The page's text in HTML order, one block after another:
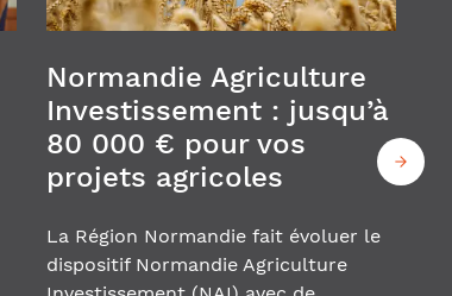
Normandie Agriculture
Investissement : jusqu’à
80 000 € pour vos
projets agricoles
La Région Normandie fait évoluer le
dispositif Normandie Agriculture